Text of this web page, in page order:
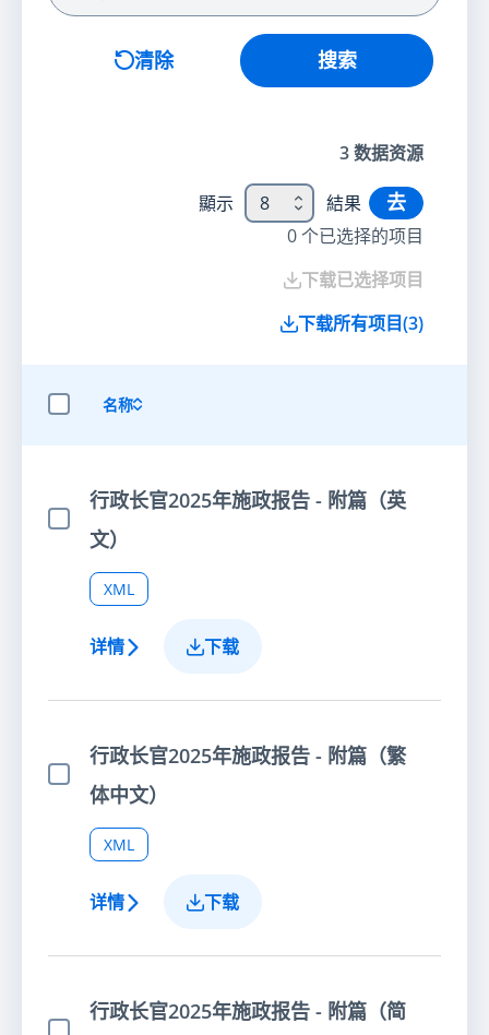
清除 搜索
3数据资源
顯示 8 結果 去
0个已选择的项目
下载已选择项目
下载所有项目(3)
名称
选择项目
行政长官2025年施政报告 - 附篇（英
文）
XML
详情 下载
选择项目
行政长官2025年施政报告 - 附篇（繁
体中文）
XML
详情 下载
行政长官2025年施政报告 - 附篇（简